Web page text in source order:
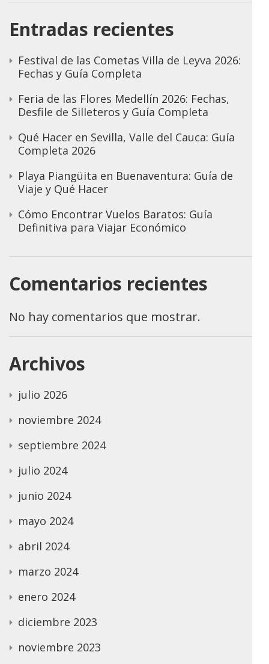
Entradas recientes
Festival de las Cometas Villa de Leyva 2026:
Fechas y Guía Completa
Feria de las Flores Medellín 2026: Fechas,
Desfile de Silleteros y Guía Completa
Qué Hacer en Sevilla, Valle del Cauca: Guía
Completa 2026
Playa Piangüita en Buenaventura: Guía de
Viaje y Qué Hacer
Cómo Encontrar Vuelos Baratos: Guía
Definitiva para Viajar Económico
Comentarios recientes
No hay comentarios que mostrar.
Archivos
julio 2026
noviembre 2024
septiembre 2024
julio 2024
junio 2024
mayo 2024
abril 2024
marzo 2024
enero 2024
diciembre 2023
noviembre 2023